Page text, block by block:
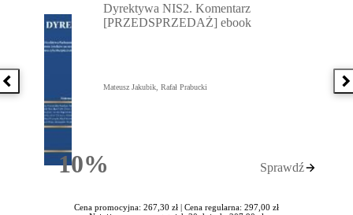
Poprzednia książka
10%Rabatu
Dyrektywa NIS2. Komentarz
[PRZEDSPRZEDAŻ] ebook
Mateusz Jakubik, Rafał Prabucki
Sprawdź
Cena promocyjna: 267,30 zł | Cena regularna: 297,00 zł